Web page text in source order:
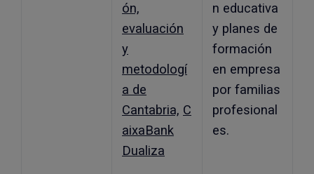
ón,
evaluación
y
metodologí
a de
Cantabria, C
aixaBank
Dualiza
n educativa
y planes de
formación
en empresa
por familias
profesional
es.